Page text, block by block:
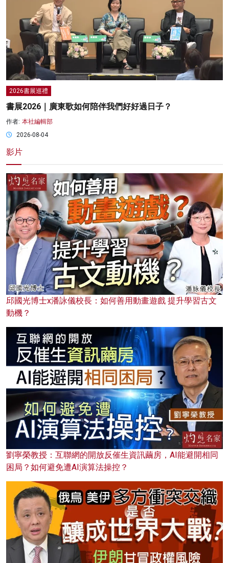
2026書展巡禮
書展2026｜廣東歌如何陪伴我們好好過日子？
作者: 本社編輯部
2026-08-04
影片
邱國光博士x潘詠儀校長：如何善用動畫遊戲 提升學習古文
動機？
劉寧榮教授：互聯網的開放反催生資訊繭房，AI能避開相同
困局？如何避免遭AI演算法操控？